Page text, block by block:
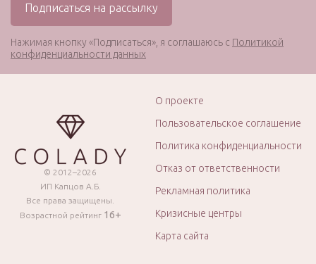
Нажимая кнопку «Подписаться», я соглашаюсь с Политикой
конфиденциальности данных
© 2012–2026
ИП Капцов А.Б.
Все права защищены.
Возрастной рейтинг 16+
О проекте
Пользовательское соглашение
Политика конфиденциальности
Отказ от ответственности
Рекламная политика
Кризисные центры
Карта сайта